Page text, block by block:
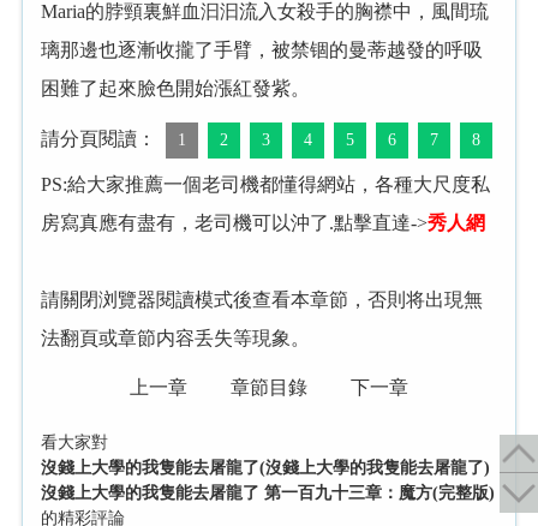
Maria的脖頸裏鮮血汩汩流入女殺手的胸襟中，風間琉
璃那邊也逐漸收攏了手臂，被禁锢的曼蒂越發的呼吸
困難了起來臉色開始漲紅發紫。
請分頁閱讀： 1 2 3 4 5 6 7 8
PS:給大家推薦一個老司機都懂得網站，各種大尺度私
房寫真應有盡有，老司機可以沖了.點擊直達->秀人網
請關閉浏覽器閱讀模式後查看本章節，否則将出現無
法翻頁或章節内容丢失等現象。
上一章 章節目錄 下一章
看大家對
沒錢上大學的我隻能去屠龍了(沒錢上大學的我隻能去屠龍了)
沒錢上大學的我隻能去屠龍了 第一百九十三章：魔方(完整版)
的精彩評論